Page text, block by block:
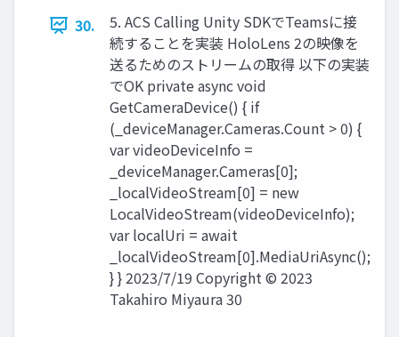
30.
5. ACS Calling Unity SDKでTeamsに接
続することを実装 HoloLens 2の映像を
送るためのストリームの取得 以下の実装
でOK private async void
GetCameraDevice() { if
(_deviceManager.Cameras.Count > 0) {
var videoDeviceInfo =
_deviceManager.Cameras[0];
_localVideoStream[0] = new
LocalVideoStream(videoDeviceInfo);
var localUri = await
_localVideoStream[0].MediaUriAsync();
} } 2023/7/19 Copyright © 2023
Takahiro Miyaura 30